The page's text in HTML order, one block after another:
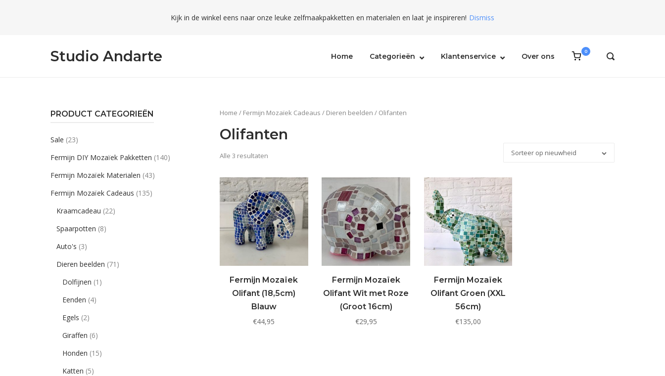
Kijk in de winkel eens naar onze leuke zelfmaakpakketten en materialen en laat je inspireren! Dismiss
Studio Andarte Home Categorieën Klantenservice Over ons
View
0
OPEN
Home / Fermijn Mozaïek Cadeaus / Dieren beelden / Olifanten
Olifanten
Alle 3 resultaten Sorteer op nieuwheid
Fermijn Mozaïek
Olifant (18,5cm)
Blauw
€44,95
Fermijn Mozaïek
Olifant Wit met Roze
(Groot 16cm)
€29,95
Fermijn Mozaïek
Olifant Groen (XXL
56cm)
€135,00
PRODUCT CATEGORIEËN
Sale (23)
Fermijn DIY Mozaïek Pakketten (140)
Fermijn Mozaïek Materialen (43)
Fermijn Mozaïek Cadeaus (135)
Kraamcadeau (22)
Spaarpotten (8)
Auto's (3)
Dieren beelden (71)
Dolfijnen (1)
Eenden (4)
Egels (2)
Giraffen (6)
Honden (15)
Katten (5)